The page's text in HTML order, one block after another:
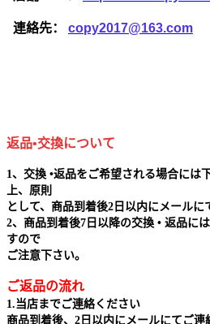
連絡先： copy2017@163.com
返品•交換について
1、交換 •返品をご希望される場合には
上、原則
として、商品到着後2日以内にメールに
2、商品到着後7日以降の交換 • 返品に
すので
ご注意下さい。
ご返品の流れ
1.当店までご連絡ください
商品到着後、2日以内にメールにてご連